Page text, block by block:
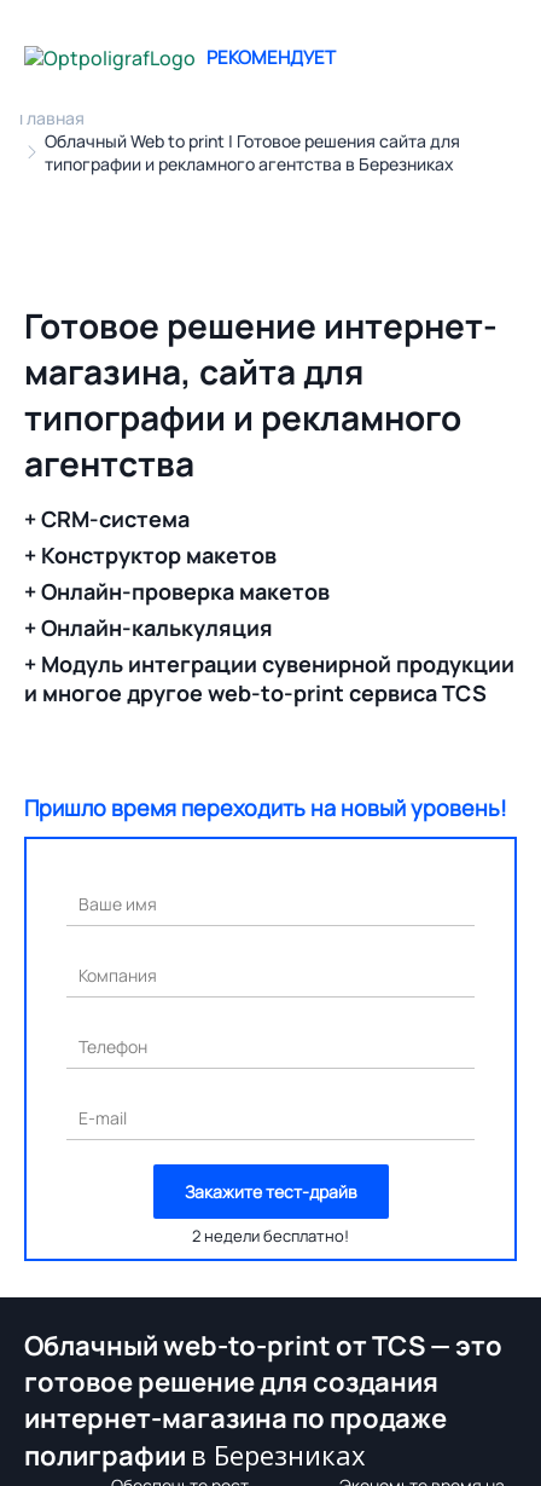
Главная
Облачный Web to print | Готовое решения сайта для
типографии и рекламного агентства в Березниках
РЕКОМЕНДУЕТ
Готовое решение интернет-
магазина, сайта для
типографии и рекламного
агентства
+ CRM-система
+ Конструктор макетов
+ Онлайн-проверка макетов
+ Онлайн-калькуляция
+ Модуль интеграции сувенирной продукции
и многое другое web-to-print сервиса TCS
Пришло время переходить на новый уровень!
Ваше имя
Компания
Телефон
E-mail
Закажите тест-драйв
2 недели бесплатно!
Облачный web-to-print от TCS — это
готовое решение для создания
интернет-магазина по продаже
полиграфии в Березниках